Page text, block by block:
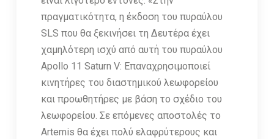
πραγματικότητα, η έκδοση του πυραύλου
SLS που θα ξεκινήσει τη Δευτέρα έχει
χαμηλότερη ισχύ από αυτή του πυραύλου
Apollo 11 Saturn V: Επαναχρησιμοποιεί
κινητήρες του διαστημικού λεωφορείου
και προωθητήρες με βάση το σχέδιο του
λεωφορείου. Σε επόμενες αποστολές το
Artemis θα έχει πολύ ελαφρύτερους και